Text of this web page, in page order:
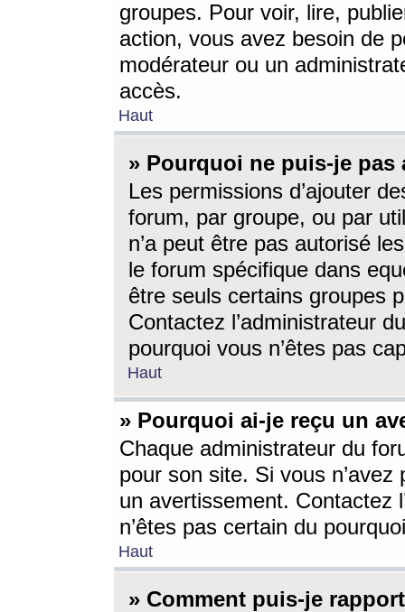
groupes. Pour voir, lire,
action, vous avez besoin de
modérateur ou un
accès.
Haut
» Pourquoi ne puis-je
Les permissions d’ajouter
forum, par groupe, ou par
n’a peut être pas autorisé
le forum spécifique dans
être seuls certains groupes
Contactez l’administrateur
pourquoi vous n’êtes pas
Haut
» Pourquoi ai-je reçu un
Chaque administrateur du
pour son site. Si vous
un avertissement. Contactez
n’êtes pas certain du
Haut
» Comment puis-je